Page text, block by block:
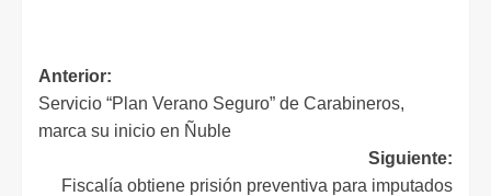
Anterior:
Servicio “Plan Verano Seguro” de Carabineros,
marca su inicio en Ñuble
Siguiente:
Fiscalía obtiene prisión preventiva para imputados